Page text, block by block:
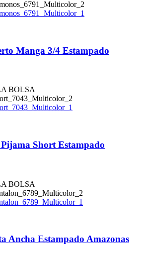
Manga 3/4 Estampado
BOLSA
Short Estampado
BOLSA
Ancha Estampado Amazonas